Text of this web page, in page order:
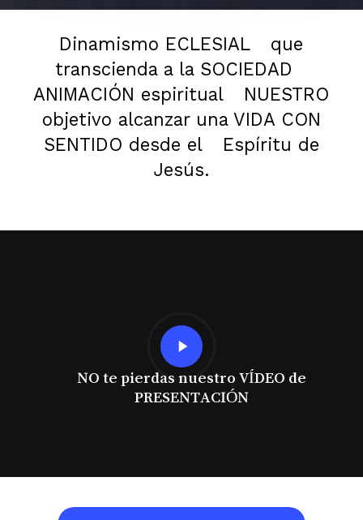
Dinamismo ECLESIAL
que
transcienda a la SOCIEDAD
ANIMACIÓN espiritual
NUESTRO
objetivo alcanzar una VIDA CON
SENTIDO desde el
Espíritu de
Jesús.
Play
Video
NO te pierdas nuestro VÍDEO de
PRESENTACIÓN